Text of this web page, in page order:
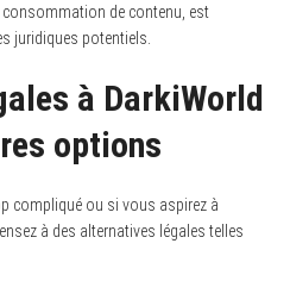
de contenu, est
juridiques potentiels.
à DarkiWorld
options
compliqué ou si vous aspirez à
à des alternatives légales telles